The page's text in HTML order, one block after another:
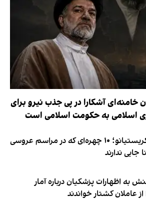
خامنه‌ای آشکارا در پی جذب نیرو برای
اسلامی به حکومت اسلامی است
لیست ممنوعه کریستیانو؛ ۱۰ چهره‌ای که در مراسم عروسی
جایی ندارند
به اظهارات پزشکیان درباره آمار
از عاملان کشتار خواندند